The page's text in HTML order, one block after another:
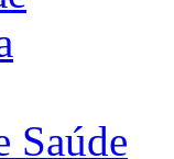
Saúde